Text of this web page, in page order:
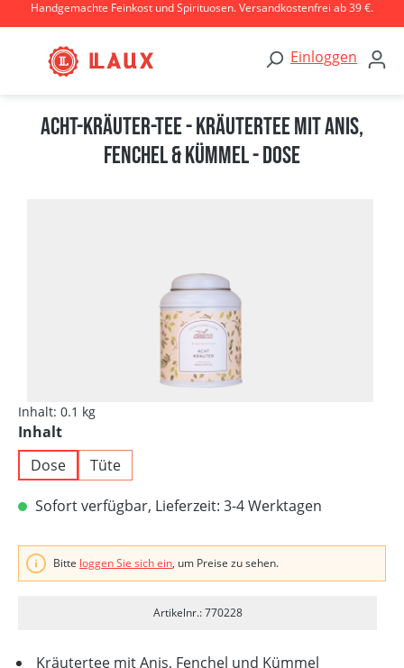
Zum Hauptinhalt springen
Handgemachte Feinkost und Spirituosen. Versandkostenfrei ab 39 €.
Einloggen
Acht-Kräuter-Tee - Kräutertee mit Anis,
Fenchel & Kümmel - Dose
Kräutertee mit Anis, Fenchel und Kümmel
Inhalt: 0.1 kg
Inhaltauswählen
Dose
Tüte
Sofort verfügbar, Lieferzeit: 3-4 Werktagen
Bitte loggen Sie sich ein, um Preise zu sehen.
Artikelnr.: 770228